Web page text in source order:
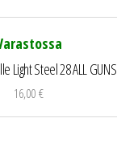
Light Steel 28 ALL GUNS
16,00€